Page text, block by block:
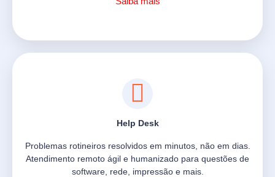
Help Desk
Problemas rotineiros resolvidos em minutos, não em dias.
Atendimento remoto ágil e humanizado para questões de
software, rede, impressão e mais.